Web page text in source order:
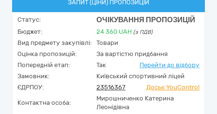
ЗАПИТ (ЦІНИ) ПРОПОЗИЦІЙ
Статус: ОЧІКУВАННЯ ПРОПОЗИЦІЙ
Бюджет: 24 360 UAH (з ПДВ)
Вид предмету закупівлі:
Товари
Оцінка пропозицій:
За вартістю придбання
Попередній етап:
Так
Перейти до відбору
Замовник:
Київський спортивний ліцей
ЄДРПОУ:
23516367 Досьє YouControl
Контактна особа:
Мирошниченко Катерина
Леонідівна